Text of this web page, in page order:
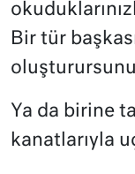
Bir tür
Ya da birine
kanatlarıyla